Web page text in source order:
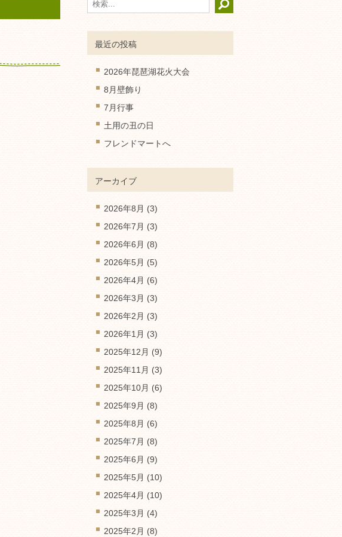
最近の投稿
2026年琵琶湖花火大会
8月壁飾り
7月行事
土用の丑の日
フレンドマートへ
アーカイブ
2026年8月 (3)
2026年7月 (3)
2026年6月 (8)
2026年5月 (5)
2026年4月 (6)
2026年3月 (3)
2026年2月 (3)
2026年1月 (3)
2025年12月 (9)
2025年11月 (3)
2025年10月 (6)
2025年9月 (8)
2025年8月 (6)
2025年7月 (8)
2025年6月 (9)
2025年5月 (10)
2025年4月 (10)
2025年3月 (4)
2025年2月 (8)